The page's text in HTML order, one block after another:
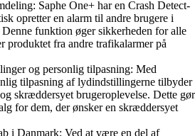
Saphe One+ har en Crash Detect-
opretter en alarm til andre brugere i
funktion øger sikkerheden for alle
produktet fra andre trafikalarmer på
og personlig tilpasning: Med
tilpasning af lydindstillingerne tilbyder
skræddersyet brugeroplevelse. Dette gør
for dem, der ønsker en skræddersyet
i Danmark: Ved at være en del af